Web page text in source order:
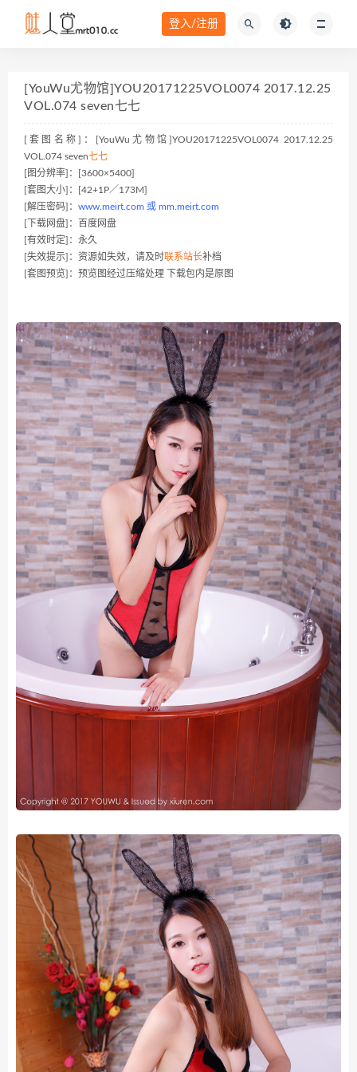
登入/注册
[YouWu尤物馆]YOU20171225VOL0074 2017.12.25
VOL.074 seven七七
[套图名称]：[YouWu尤物馆]YOU20171225VOL0074 2017.12.25
VOL.074 seven七七
[图分辨率]：[3600×5400]
[套图大小]：[42+1P／173M]
[解压密码]： www.meirt.com 或 mm.meirt.com
[下载网盘]：百度网盘
[有效时定]：永久
[失效提示]：资源如失效，请及时联系站长补档
[套图预览]：预览图经过压缩处理 下载包内是原图